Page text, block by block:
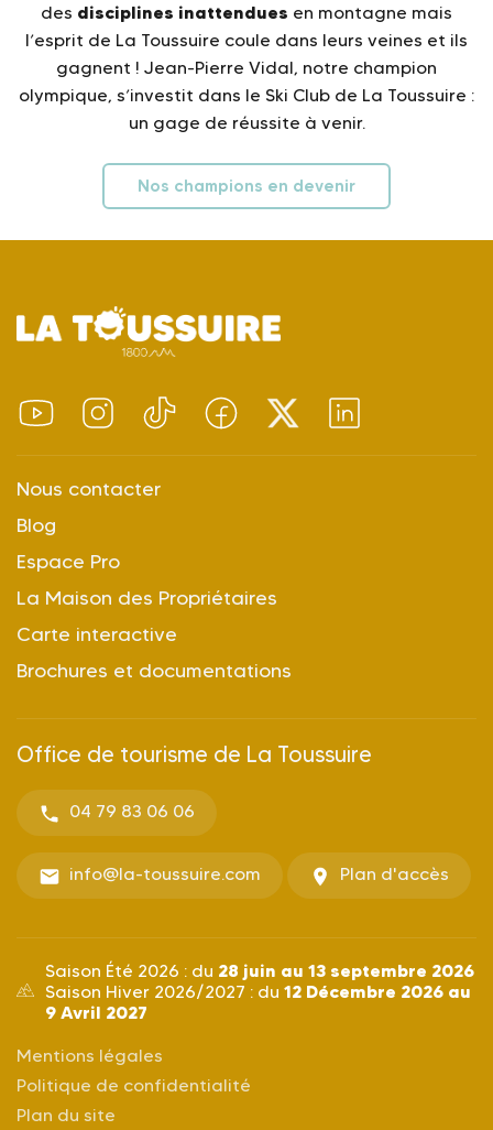
des disciplines inattendues en montagne mais
l’esprit de La Toussuire coule dans leurs veines et ils
gagnent ! Jean-Pierre Vidal, notre champion
olympique, s’investit dans le Ski Club de La Toussuire :
un gage de réussite à venir.
Nos champions en devenir
Nous contacter
Blog
Espace Pro
La Maison des Propriétaires
Carte interactive
Brochures et documentations
Office de tourisme de La Toussuire
04 79 83 06 06
info@la-toussuire.com Plan d'accès
Saison Été 2026 : du 28 juin au 13 septembre 2026
Saison Hiver 2026/2027 : du 12 Décembre 2026 au
9 Avril 2027
Mentions légales
Politique de confidentialité
Plan du site